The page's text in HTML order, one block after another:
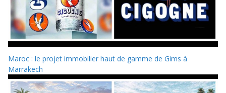
Maroc : le projet immobilier haut de gamme de Gims à
Marrakech